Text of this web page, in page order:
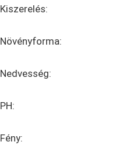
Kiszerelés:
Növényforma:
Nedvesség:
PH:
Fény: